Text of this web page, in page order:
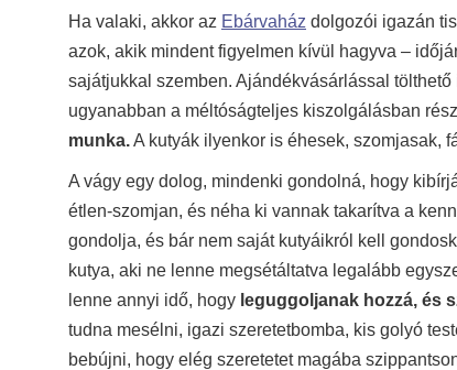
Ha valaki, akkor az Ebárvaház dolgozói igazán
azok, akik mindent figyelmen kívül hagyva –
sajátjukkal szemben. Ajándékvásárlással
ugyanabban a méltóságteljes kiszolgálásban
munka.A kutyák ilyenkor is éhesek, szomjasak,
A vágy egy dolog, mindenki gondolná, hogy
étlen-szomjan, és néha ki vannak takarítva a
gondolja, és bár nem saját kutyáikról kell
kutya, aki ne lenne megsétáltatva legalább
lenne annyi idő, hogy leguggoljanak hozzá, és
tudna mesélni, igazi szeretetbomba, kis golyó
bebújni, hogy elég szeretetet magába